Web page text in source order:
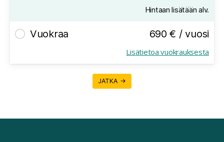
Hintaan lisätään alv.
Vuokraa 690 € / vuosi
Lisätietoa vuokrauksesta
JATKA →